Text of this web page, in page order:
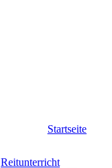
Startseite
Reitunterricht